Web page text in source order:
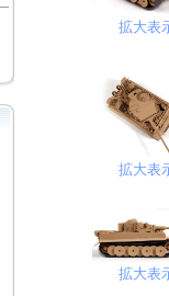
拡大表
拡大表
拡大表